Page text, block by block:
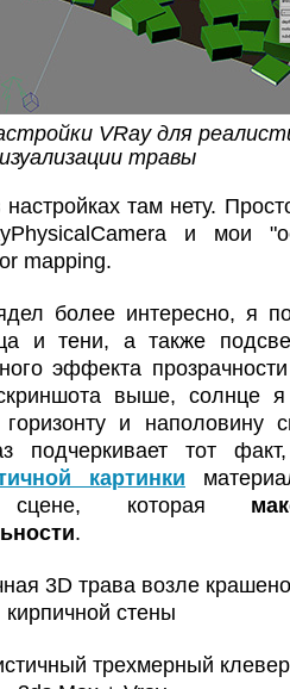
VRay для
травы
там нету.
и мои
mapping.
более интересно, я
и тени, а также
эффекта прозрачности
выше, солнце я
и наполовину
подчеркивает тот
картинки
сцене, которая
.